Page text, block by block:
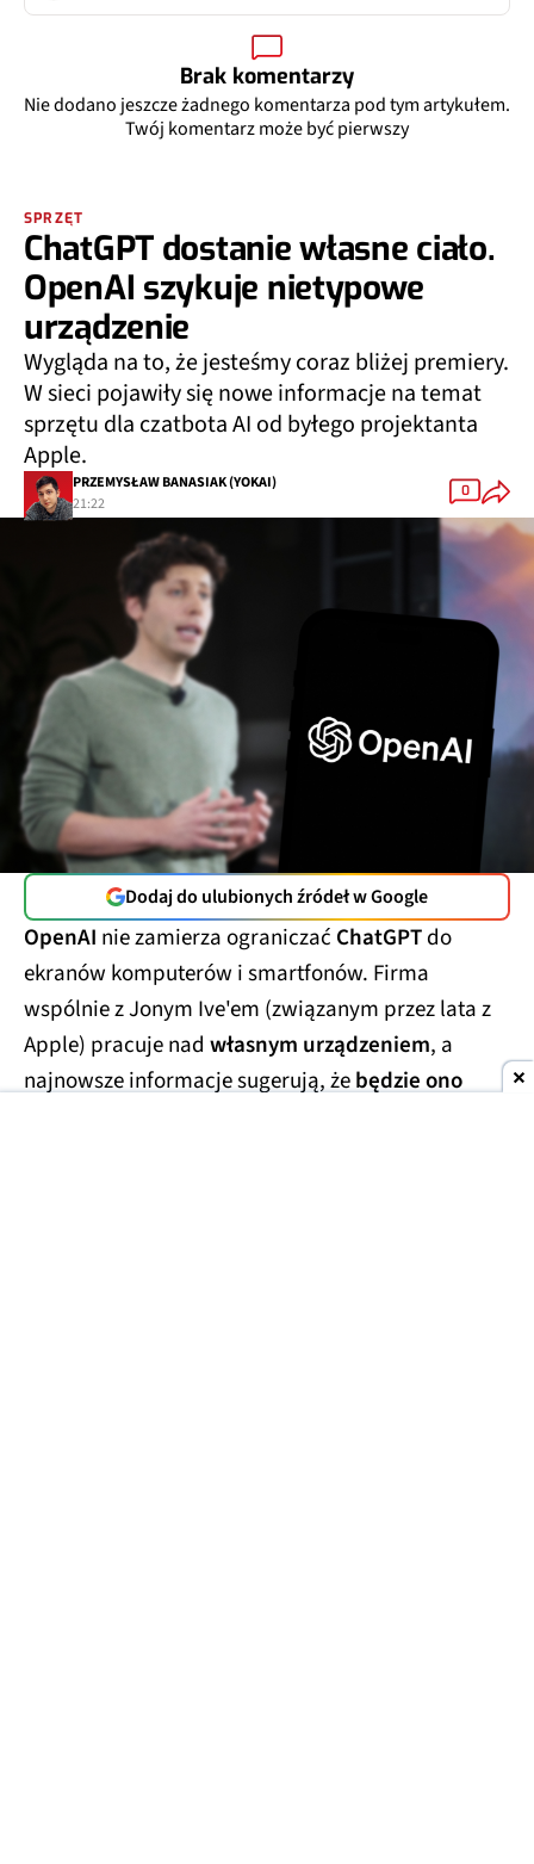
Brak komentarzy
Nie dodano jeszcze żadnego komentarza pod tym artykułem.
Twój komentarz może być pierwszy
SPRZĘT
ChatGPT dostanie własne ciało.
OpenAI szykuje nietypowe
urządzenie
Wygląda na to, że jesteśmy coraz bliżej premiery.
W sieci pojawiły się nowe informacje na temat
sprzętu dla czatbota AI od byłego projektanta
Apple.
PRZEMYSŁAW BANASIAK (YOKAI)
21:22
0
Dodaj do ulubionych źródeł w Google
OpenAI nie zamierza ograniczać ChatGPTdo
ekranów komputerów i smartfonów. Firma
wspólnie z Jonym Ive'em (związanym przez lata z
Apple) pracuje nad własnym urządzeniem, a
najnowsze informacje sugerują, żebędzie ono